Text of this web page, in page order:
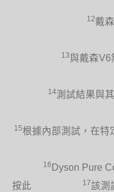
AM09靠自身重心旋轉，無
方便清潔
片及安全網，清潔容易而便捷
12戴
13與戴森V6
14測試結果與
15根據內部測試，在特
16 Dyson Pure
按此
17該測